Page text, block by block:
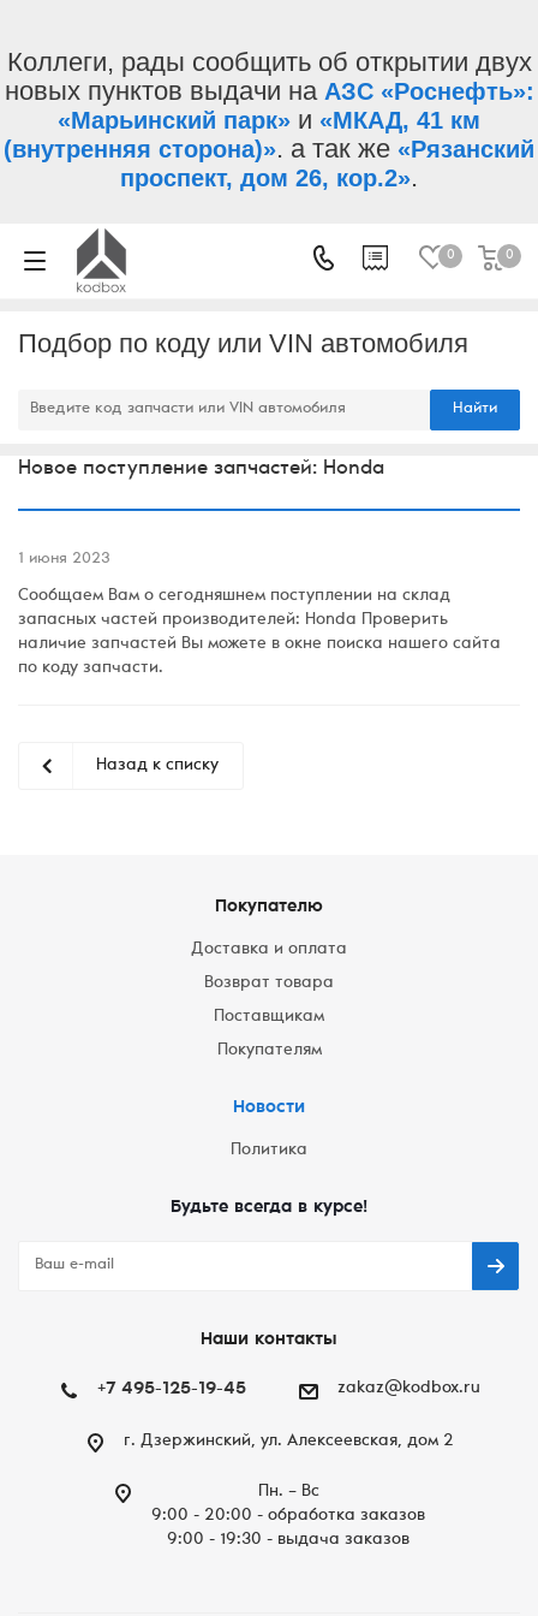
Коллеги, рады сообщить об открытии двух
новых пунктов выдачи на АЗС «Роснефть»:
«Марьинский парк» и «МКАД, 41 км
(внутренняя сторона)». а так же «Рязанский
проспект, дом 26, кор.2».
0 0
Подбор по коду или VIN автомобиля
Найти
Новое поступление запчастей: Honda
1 июня 2023
Сообщаем Вам о сегодняшнем поступлении на склад
запасных частей производителей: Honda Проверить
наличие запчастей Вы можете в окне поиска нашего сайта
по коду запчасти.
Назад к списку
Покупателю
Доставка и оплата
Возврат товара
Поставщикам
Покупателям
Новости
Политика
Будьте всегда в курсе!
Наши контакты
+7 495-125-19-45 zakaz@kodbox.ru
г. Дзержинский, ул. Алексеевская, дом 2
Пн. – Вc
9:00 - 20:00 - обработка заказов
9:00 - 19:30 - выдача заказов